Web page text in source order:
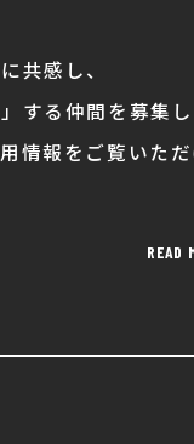
共感し、
する仲間を募集し
情報をご覧いただ
READ